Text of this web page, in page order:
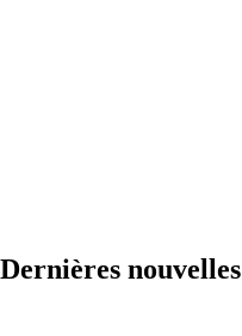
Dernières nouvelles